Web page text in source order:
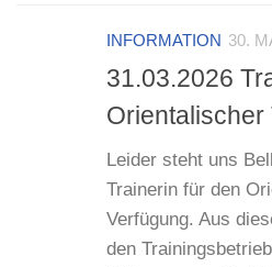
INFORMATION 30.
31.03.2026
Orientalischer
Leider steht uns
Trainerin für den
Verfügung. Aus
den